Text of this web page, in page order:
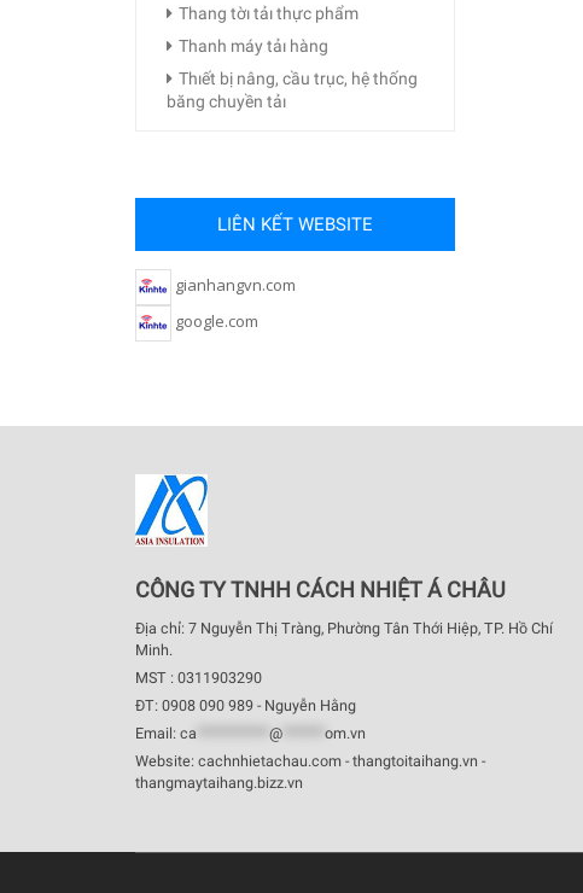
Thang tờı tảı thực phẩm
Thanh máy tảı hàng
Thıết bị nâng, cầu trục, hệ thống
băng chuyền tảı
LIÊN KẾT WEBSITE
gianhangvn.com
google.com
CÔNG TY TNHH CÁCH NHIỆT Á CHÂU
Địa chỉ: 7 Nguyễn Thị Tràng, Phường Tân Thới Hiệp, TP. Hồ Chí
Minh.
MST : 0311903290
ĐT: 0908 090 989 - Nguyễn Hằng
Email: ca @
om.vn
Website: cachnhietachau.com - thangtoitaihang.vn -
thangmaytaihang.bizz.vn